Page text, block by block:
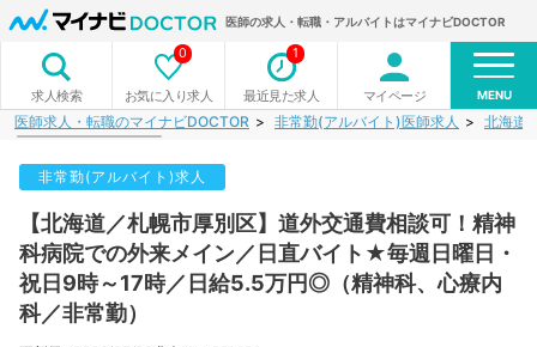
医師の求人・転職・アルバイトはマイナビDOCTOR
求人検索 お気に入り求人
0
最近見た求人
1
マイページ MENU
医師求人・転職のマイナビDOCTOR 非常勤(アルバイト)医師求人 北海道
非常勤(アルバイト)求人
【北海道／札幌市厚別区】道外交通費相談可！精神
科病院での外来メイン／日直バイト★毎週日曜日・
祝日9時～17時／日給5.5万円◎（精神科、心療内
科／非常勤）